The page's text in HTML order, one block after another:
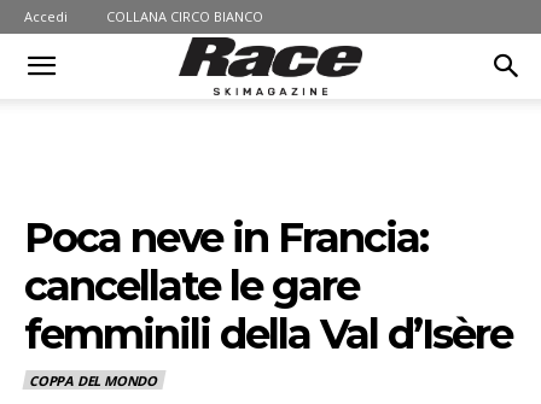
Accedi COLLANA CIRCO BIANCO
Poca neve in Francia:
cancellate le gare
femminili della Val d’Isère
COPPA DEL MONDO